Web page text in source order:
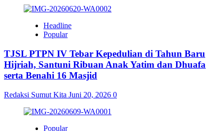
Headline
Popular
TJSL PTPN IV Tebar Kepedulian di Tahun Baru
Hijriah, Santuni Ribuan Anak Yatim dan Dhuafa
serta Benahi 16 Masjid
Redaksi Sumut Kita Juni 20, 2026 0
Popular